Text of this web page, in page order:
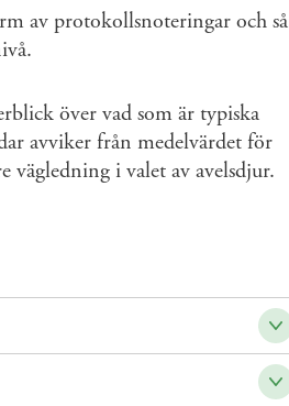
av protokollsnoteringar och så
över vad som är typiska
avviker från medelvärdet för
vägledning i valet av avelsdjur.